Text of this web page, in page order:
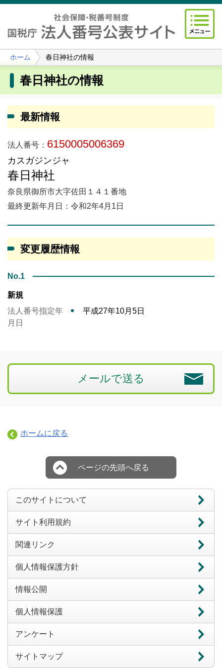
ホーム 春日神社の情報
春日神社の情報
最新情報
法人番号： 6150005006369
カスガジンジャ
春日神社
奈良県御所市大字佐田１４１番地
最終更新年月日：令和2年4月1日
変更履歴情報
No.1
新規
法人番号指定年
月日
平成27年10月5日
メールで送る
ホームに戻る
ページの先頭へ戻る
このサイトについて
サイト利用規約
関連リンク
個人情報保護方針
情報公開
個人情報保護
アンケート
サイトマップ